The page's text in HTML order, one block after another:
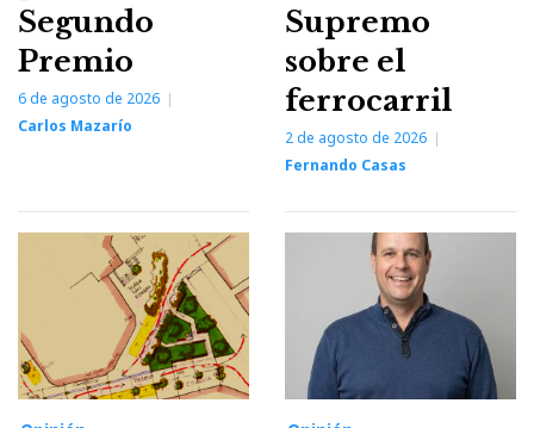
Segundo
Premio
6 de agosto de 2026
Carlos Mazarío
Supremo
sobre el
ferrocarril
2 de agosto de 2026
Fernando Casas